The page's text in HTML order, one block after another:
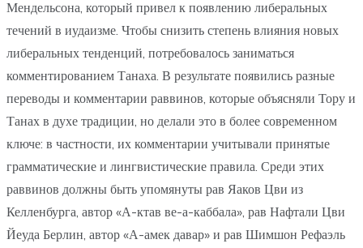
Мендельсона, который привел к появлению либеральных
течений в иудаизме. Чтобы снизить степень влияния новых
либеральных тенденций, потребовалось заниматься
комментированием Танаха. В результате появились разные
переводы и комментарии раввинов, которые объясняли Тору и
Танах в духе традиции, но делали это в более современном
ключе: в частности, их комментарии учитывали принятые
грамматические и лингвистические правила. Среди этих
раввинов должны быть упомянуты рав Яаков Цви из
Келленбурга, автор «А-ктав ве-а-каббала», рав Нафтали Цви
Йеуда Берлин, автор «А-амек давар» и рав Шимшон Рефаэль